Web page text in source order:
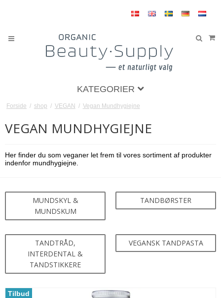
KATEGORIER
Forside / shop / VEGAN / Vegan Mundhygiejne
VEGAN MUNDHYGIEJNE
Her finder du som veganer let frem til vores sortiment af produkter
indenfor mundhygiejne.
MUNDSKYL &
MUNDSKUM
TANDBØRSTER
TANDTRÅD,
INTERDENTAL &
TANDSTIKKERE
VEGANSK TANDPASTA
Tilbud